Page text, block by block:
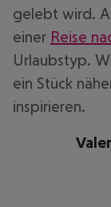
gelebt wird.
einer Reise
Urlaubstyp.
ein Stück
inspirieren.